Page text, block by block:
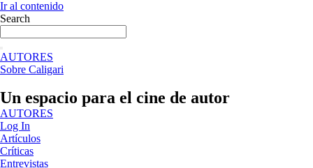
Ir al contenido
Search
AUTORES
Sobre Caligari
Un espacio para el cine de autor
AUTORES
Log In
Artículos
Críticas
Entrevistas